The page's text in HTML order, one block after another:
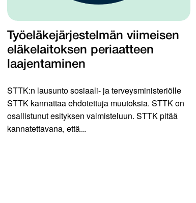
Työeläkejärjestelmän viimeisen
eläkelaitoksen periaatteen
laajentaminen
STTK:n lausunto sosiaali- ja terveysministeriölle
STTK kannattaa ehdotettuja muutoksia. STTK on
osallistunut esityksen valmisteluun. STTK pitää
kannatettavana, että...